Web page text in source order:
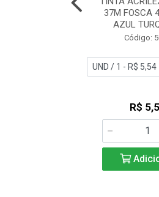
37M FOSCA
AZUL
Código:
R$